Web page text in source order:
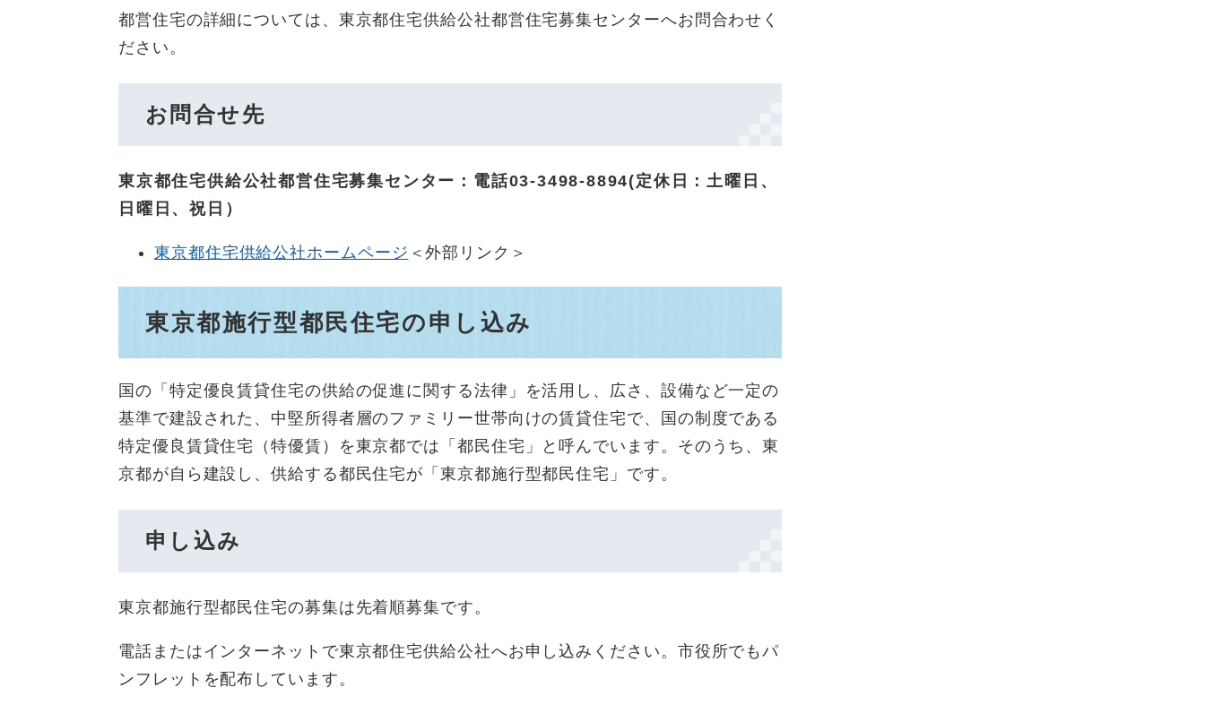
都営住宅の詳細については、東京都住宅供給公社都営住宅募集センターへお問合わせく
ださい。
お問合せ先
東京都住宅供給公社都営住宅募集センター：電話03-3498-8894(定休日：土曜日、
日曜日、祝日）
東京都住宅供給公社ホームページ ＜外部リンク＞
東京都施行型都民住宅の申し込み
国の「特定優良賃貸住宅の供給の促進に関する法律」を活用し、広さ、設備など一定の
基準で建設された、中堅所得者層のファミリー世帯向けの賃貸住宅で、国の制度である
特定優良賃貸住宅（特優賃）を東京都では「都民住宅」と呼んでいます。そのうち、東
京都が自ら建設し、供給する都民住宅が「東京都施行型都民住宅」です。
申し込み
東京都施行型都民住宅の募集は先着順募集です。
電話またはインターネットで東京都住宅供給公社へお申し込みください。市役所でもパ
ンフレットを配布しています。